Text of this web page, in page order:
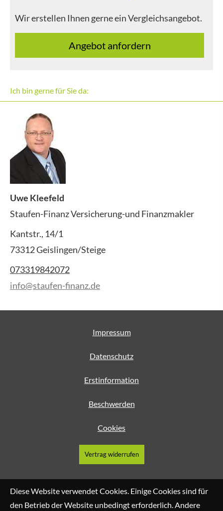
Wir erstellen Ihnen gerne ein Vergleichsangebot.
An­ge­bot an­for­dern
Ich bin gerne für Sie da:
Uwe Kleefeld
Staufen-Finanz Versicherung-und Finanzmakler
Kantstr., 14/1
73312 Geislingen/Steige
073319842072
info@staufen-finanz.de
Impressum
Datenschutz
Erstinformation
Beschwerden
Cookies
Vertrag widerrufen
Diese Website verwendet Cookies. Einige Cookies sind für
den Betrieb der Website unbedingt erforderlich. Andere